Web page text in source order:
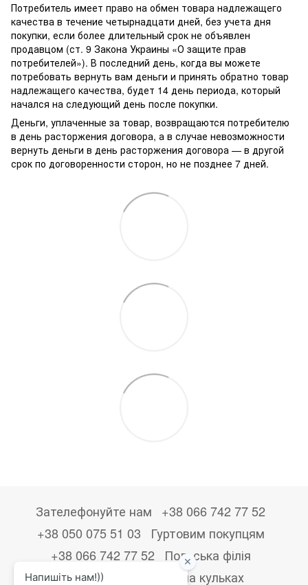
Потребитель имеет право на обмен товара надлежащего
качества в течение четырнадцати дней, без учета дня
покупки, если более длительный срок не объявлен
продавцом (ст. 9 Закона Украины «О защите прав
потребителей»). В последний день, когда вы можете
потребовать вернуть вам деньги и принять обратно товар
надлежащего качества, будет 14 день периода, который
начался на следующий день после покупки.
Деньги, уплаченные за товар, возвращаются потребителю
в день расторжения договора, а в случае невозможности
вернуть деньги в день расторжения договора — в другой
срок по договоренности сторон, но не позднее 7 дней.
Зателефонуйте нам
+38 066 742 77 52
+38 050 075 51 03
Гуртовим покупцям
+38 066 742 77 52
Польська філія
+48533867723
Друк на кульках